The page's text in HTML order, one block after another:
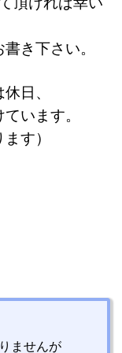
き下さい。
日、
います。
す）
ませんが